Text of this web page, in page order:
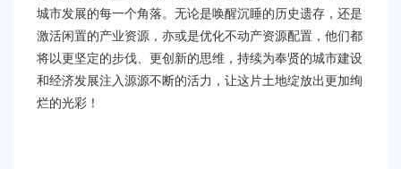
城市发展的每一个角落。无论是唤醒沉睡的历史遗存，还是
激活闲置的产业资源，亦或是优化不动产资源配置，他们都
将以更坚定的步伐、更创新的思维，持续为奉贤的城市建设
和经济发展注入源源不断的活力，让这片土地绽放出更加绚
烂的光彩！